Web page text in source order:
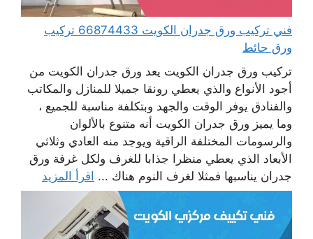
فني تركيب ورق جدران الكويت 66874433 تركيب
ورق حائط
تركيب ورق جدران الكويت يعد ورق جدران الكويت من
أجود الأنواع والذي يعطي رونقا جميلا للمنازل والمكاتب
والفنادق يوفر الوقت والجهد وبتكلفة مناسبة للجميع ،
وما يميز ورق جدران الكويت أنه متنوع بالألوان
والرسومات المختلفة الراقية ويوجد منه العادي وثلاثي
الأبعاد الذي يعطي منظرا جذابا للغرف ولكل غرفة ورق
جدران يناسبها فمثلا لغرف النوم هناك ... اقرأ المزيد